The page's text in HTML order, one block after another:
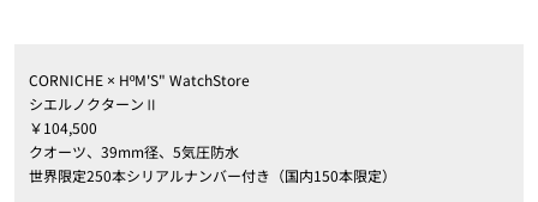
CORNICHE × HºM'S" WatchStore
シエルノクターンⅡ
￥104,500
クオーツ、39mm径、5気圧防水
世界限定250本シリアルナンバー付き（国内150本限定）